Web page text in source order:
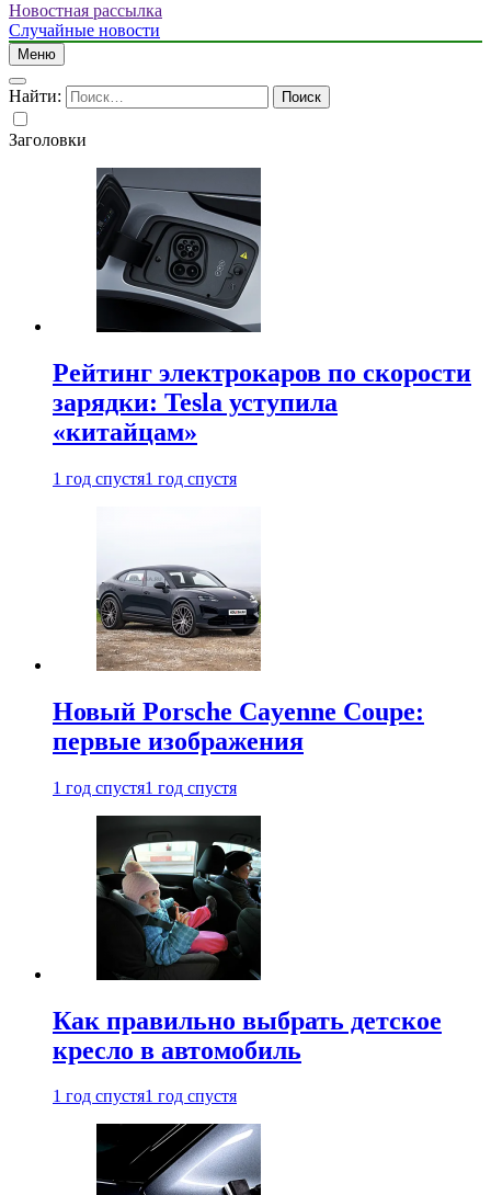
Новостная рассылка
Случайные новости
Меню
Найти:
Заголовки
Рейтинг электрокаров по скорости
зарядки: Tesla уступила
«китайцам»
1 год спустя1 год спустя
Новый Porsche Cayenne Coupe:
первые изображения
1 год спустя1 год спустя
Как правильно выбрать детское
кресло в автомобиль
1 год спустя1 год спустя